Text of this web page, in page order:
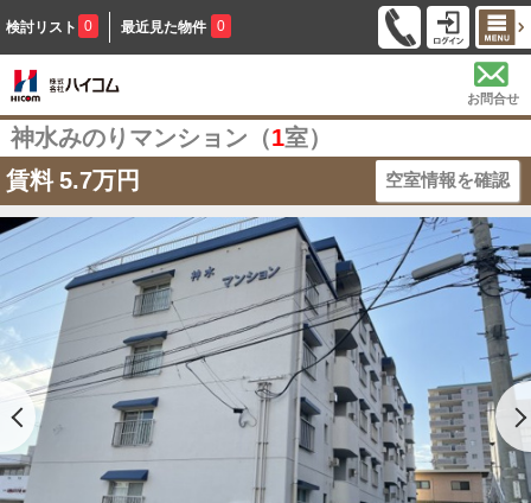
検討リスト 0 最近見た物件 0
お問合せ
神水みのりマンション（1室）
賃料 5.7万円 空室情報を確認